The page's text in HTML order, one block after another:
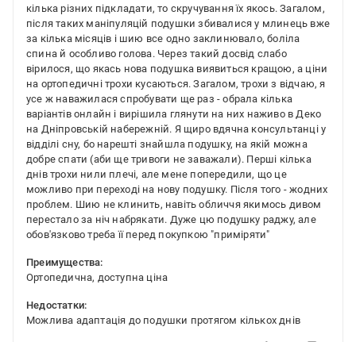
кілька різних підкладати, то скручування їх якось. Загалом,
після таких маніпуляцій подушки збивалися у млинець вже
за кілька місяців і шию все одно заклинювало, боліла
спина й особливо голова. Через такий досвід слабо
вірилося, що якась нова подушка виявиться кращою, а ціни
на ортопедичні трохи кусаються. Загалом, трохи з відчаю, я
усе ж наважилася спробувати ще раз - обрала кілька
варіантів онлайн і вирішила глянути на них наживо в Деко
на Дніпровській набережній. Я щиро вдячна консультанці у
відділі сну, бо нарешті знайшла подушку, на якій можна
добре спати (аби ще тривоги не заважали). Перші кілька
днів трохи нили плечі, але мене попередили, що це
можливо при переході на нову подушку. Після того - жодних
проблем. Шию не клинить, навіть обличчя якимось дивом
перестало за ніч набрякати. Дуже цю подушку раджу, але
обов'язково треба її перед покупкою "приміряти"
Преимущества:
Ортопедична, доступна ціна
Недостатки:
Можлива адаптація до подушки протягом кількох днів